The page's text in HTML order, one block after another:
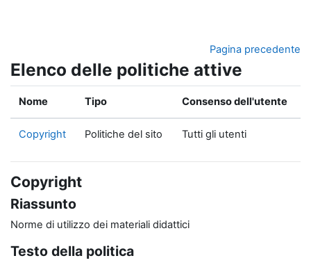
Pagina precedente
Elenco delle politiche attive
Nome Tipo Consenso dell'utente
Copyright Politiche del sito Tutti gli utenti
Copyright
Riassunto
Norme di utilizzo dei materiali didattici
Testo della politica